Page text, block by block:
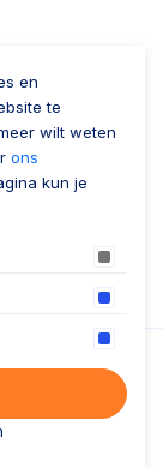
met Breure
en
te
wilt weten
ons
kun je